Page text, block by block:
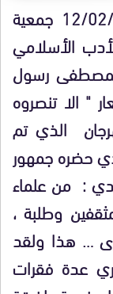
نظمت صبيحة يوم الأحد 12/02/2009 جمعية
الأسلامي
رسول
" الا تنصروه
الذي تم
حضره جمهور
: من علماء
وطلبة ،
… هذا ولقد
عدة فقرات